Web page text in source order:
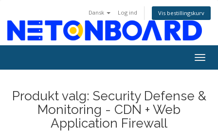
Dansk Log ind Vis bestillingskurv
Produkt valg: Security Defense &
Monitoring - CDN + Web
Application Firewall